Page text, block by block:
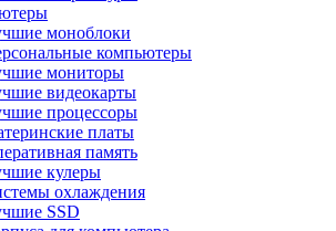
моноблоки
компьютеры
мониторы
видеокарты
процессоры
платы
память
кулеры
охлаждения
SSD